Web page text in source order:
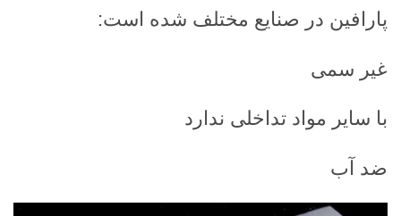
پارافین در صنایع مختلف شده است:
غیر سمی
با سایر مواد تداخلی ندارد
ضد آب